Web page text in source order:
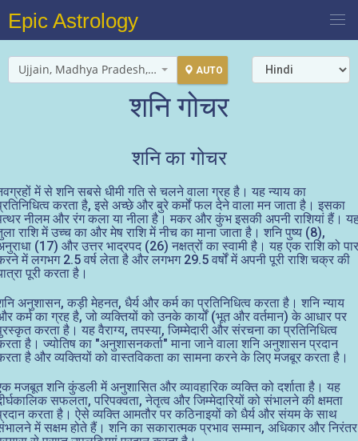
Epic Astrology
Ujjain, Madhya Pradesh, India AUTO
शनि गोचर
शनि का गोचर
में से शनि सबसे धीमी गति से चलने वाला ग्रह है। यह न्याय का
करता है, इसे अच्छे और बुरे कर्मों फल देने वाला मन जाता है। इसका
नीलम और रंग कला या नीला है। मकर और कुंभ इसकी अपनी राशियां हैं।
राशि में उच्च का और मेष राशि में नीच का माना जाता है। शनि पुष्य (8),
(17) और उत्तर भाद्रपद (26) नक्षत्रों का स्वामी है। यह एक राशि को पार
में लगभग 2.5 वर्ष लेता है और लगभग 29.5 वर्षों में अपनी पूरी राशि चक्र की
पूरी करता है।
अनुशासन, कड़ी मेहनत, धैर्य और कर्म का प्रतिनिधित्व करता है। शनि न्याय
कर्म का ग्रह है, जो व्यक्तियों को उनके कार्यों (भूत और वर्तमान) के आधार पर
करता है। यह वैराग्य, तपस्या, जिम्मेदारी और संरचना का प्रतिनिधित्व
है। ज्योतिष का "अनुशासनकर्ता" माना जाने वाला शनि अनुशासन प्रदान
है और व्यक्तियों को वास्तविकता का सामना करने के लिए मजबूर करता है।
मजबूत शनि कुंडली में अनुशासित और व्यावहारिक व्यक्ति को दर्शाता है। यह
सफलता, परिपक्वता, नेतृत्व और जिम्मेदारियों को संभालने की क्षमता
करता है। ऐसे व्यक्ति आमतौर पर कठिनाइयों को धैर्य और संयम के साथ
में सक्षम होते हैं। शनि का सकारात्मक प्रभाव सम्मान, अधिकार और निरंतर